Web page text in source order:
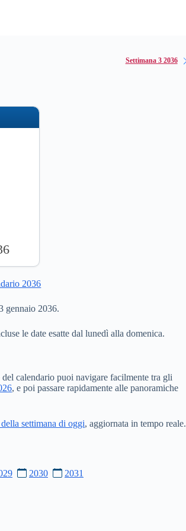
Settimana 3 2036
2036
gennaio 2036.
le date esatte dal lunedì alla domenica.
calendario puoi navigare facilmente tra gli
, e poi passare rapidamente alle panoramiche
settimana di oggi, aggiornata in tempo reale.
2030 2031